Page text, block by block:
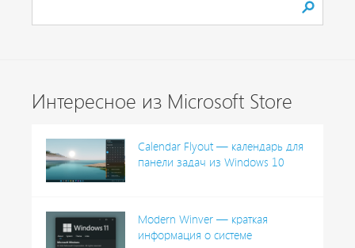
Интересное из Microsoft Store
Calendar Flyout — календарь для
панели задач из Windows 10
Modern Winver — краткая
информация о системе